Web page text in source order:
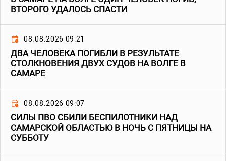
ВТОРОГО УДАЛОСЬ СПАСТИ
08.08.2026 09:21
ДВА ЧЕЛОВЕКА ПОГИБЛИ В РЕЗУЛЬТАТЕ
СТОЛКНОВЕНИЯ ДВУХ СУДОВ НА ВОЛГЕ В
САМАРЕ
08.08.2026 09:07
СИЛЫ ПВО СБИЛИ БЕСПИЛОТНИКИ НАД
САМАРСКОЙ ОБЛАСТЬЮ В НОЧЬ С ПЯТНИЦЫ НА
СУББОТУ